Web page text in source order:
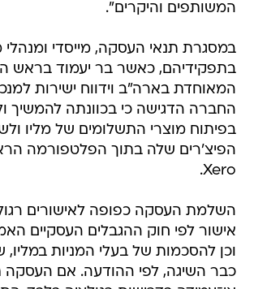
המשותפים והיקרים".
במסגרת תנאי העסקה, מייסדי ומנהלי
בתפקידיהם, כאשר בר יעמוד בראש
החברה הדגישה כי בכוונתה להמשיך
בפיתוח מוצרי התשלומים של מליו
הפיצ'רים שלה בתוך הפלטפורמה
Xero.
השלמת העסקה כפופה לאישורים
כבר השיגה, לפי ההודעה. אם